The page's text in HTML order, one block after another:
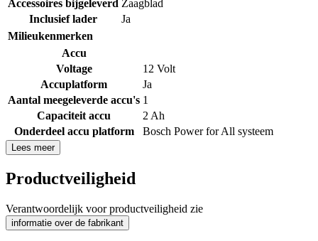
Accessoires bijgeleverd Zaagblad
Inclusief lader
Ja
Milieukenmerken
Accu
Voltage
12 Volt
Accuplatform
Ja
Aantal meegeleverde accu's 1
Capaciteit accu
2 Ah
Onderdeel accu platform
Bosch Power for All systeem
Lees meer
Productveiligheid
Verantwoordelijk voor productveiligheid zie
informatie over de fabrikant